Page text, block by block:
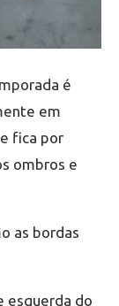
é
em
fica por
ombros e
as bordas
esquerda do